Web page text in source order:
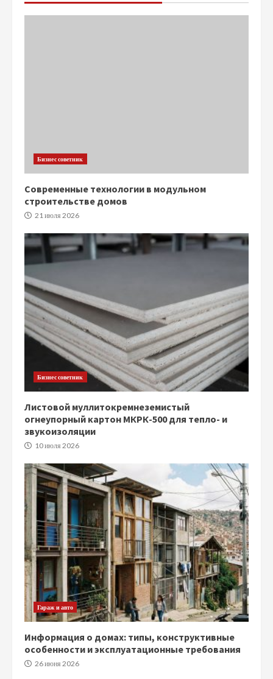
Бизнес советник
Современные технологии в модульном
строительстве домов
21 июля 2026
Бизнес советник
Листовой муллитокремнеземистый
огнеупорный картон МКРК-500 для тепло- и
звукоизоляции
10 июля 2026
Гараж и авто
Информация о домах: типы, конструктивные
особенности и эксплуатационные требования
26 июня 2026